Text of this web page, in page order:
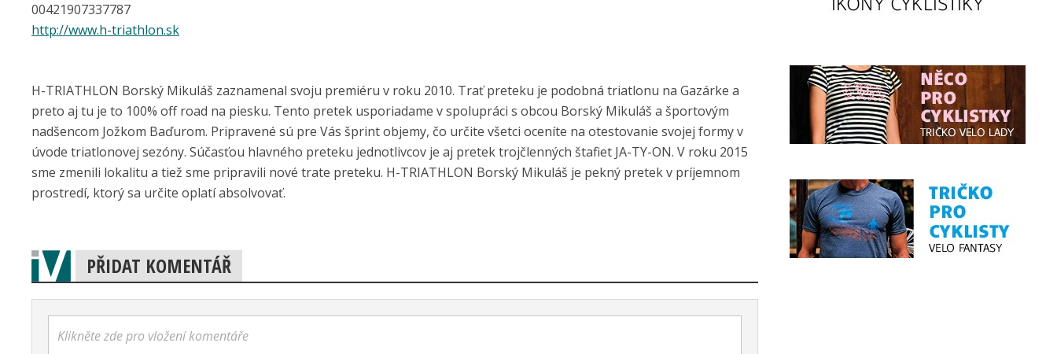
00421907337787
http://www.h-triathlon.sk
H-TRIATHLON Borský Mikuláš zaznamenal svoju premiéru v roku 2010. Trať preteku je podobná triatlonu na Gazárke a
preto aj tu je to 100% off road na piesku. Tento pretek usporiadame v spolupráci s obcou Borský Mikuláš a športovým
nadšencom Jožkom Baďurom. Pripravené sú pre Vás šprint objemy, čo určite všetci oceníte na otestovanie svojej formy v
úvode triatlonovej sezóny. Súčasťou hlavného preteku jednotlivcov je aj pretek trojčlenných štafiet JA-TY-ON. V roku 2015
sme zmenili lokalitu a tiež sme pripravili nové trate preteku. H-TRIATHLON Borský Mikuláš je pekný pretek v príjemnom
prostredí, ktorý sa určite oplatí absolvovať.
PŘIDAT KOMENTÁŘ
Klikněte zde pro vložení komentáře